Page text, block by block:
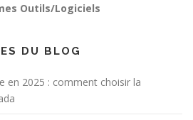
Outils/Logiciels
DU BLOG
en 2025 : comment choisir la